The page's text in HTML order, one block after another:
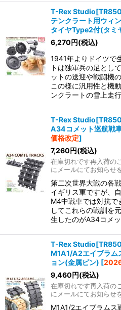
T-Rex
テンクラート用ウィ
タイヤType2付(タミ
6,270円(税込)
1941年よりドイツで
トは独軍兵の足とし
ットの送迎や戦闘機
この様に汎用性と機
ンクラートの雪上走
T-Rex
A34コメット巡航戦
価格改定]
7,260円(税込)
在庫切れです再入荷の
にメールにてお知らせ
第二次世界大戦の各
イギリス軍ですが、
M4中戦車では対抗で
してこれらの戦訓を
生したのがA34コメ
T-Rex
M1A1/A2エイブラム
ョン(金属ピン) [
9,460円(税込)
在庫切れです再入荷の
にメールにてお知らせ
M1A1/2エイブラムス